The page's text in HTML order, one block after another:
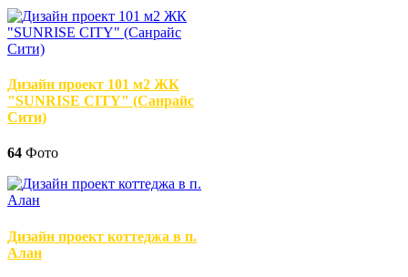
Дизайн проект 101 м2 ЖК
"SUNRISE CITY" (Санрайс
Сити)
64 Фото
Дизайн проект коттеджа в п.
Алан